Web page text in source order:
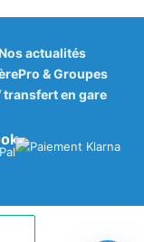
×
actualités
Pro & Groupes
transfert en gare